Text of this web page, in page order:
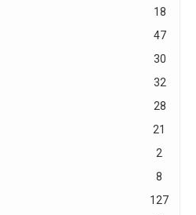
18
47
30
32
28
21
2
8
127